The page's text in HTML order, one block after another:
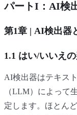
パートI：AI検
第1章 | AI検出器
1.1 はい/いいえ
AI検出器はテキス
（LLM）によって
定します。ほとん